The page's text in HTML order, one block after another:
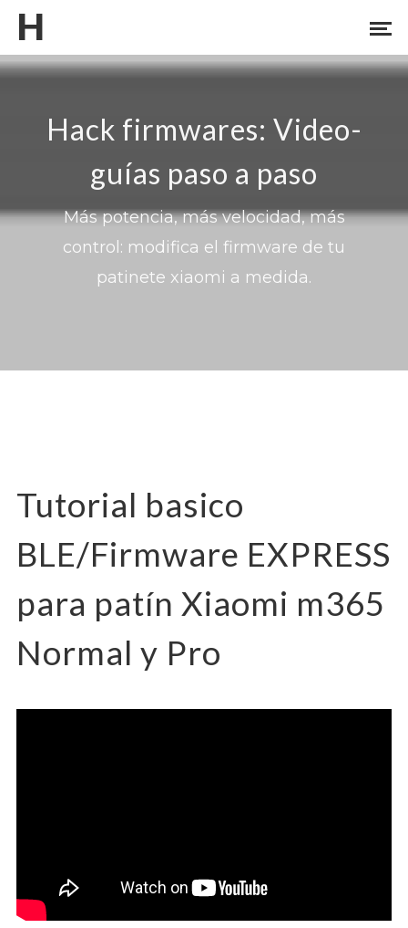
H
Hack firmwares: Video-
guías paso a paso
Más potencia, más velocidad, más
control: modifica el firmware de tu
patinete xiaomi a medida.
Tutorial basico
BLE/Firmware EXPRESS
para patín Xiaomi m365
Normal y Pro